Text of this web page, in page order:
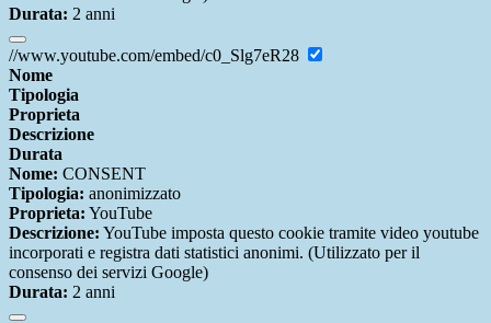
Durata: 2 anni
//www.youtube.com/embed/c0_Slg7eR28
Nome
Tipologia
Proprieta
Descrizione
Durata
Nome: CONSENT
Tipologia: anonimizzato
Proprieta: YouTube
Descrizione: YouTube imposta questo cookie tramite video youtube
incorporati e registra dati statistici anonimi. (Utilizzato per il
consenso dei servizi Google)
Durata: 2 anni